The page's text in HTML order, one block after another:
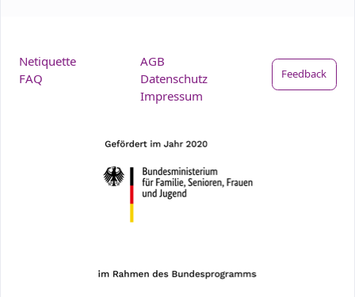
Netiquette
FAQ
AGB
Datenschutz
Impressum
Feedback